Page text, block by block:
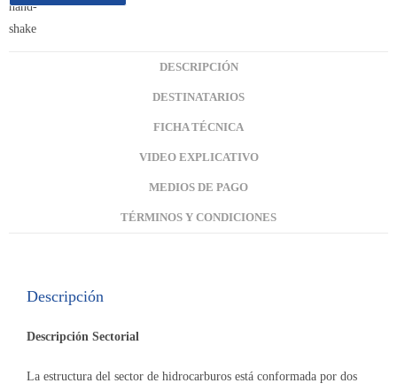
DESCRIPCIÓN
DESTINATARIOS
FICHA TÉCNICA
VIDEO EXPLICATIVO
MEDIOS DE PAGO
TÉRMINOS Y CONDICIONES
Descripción
Descripción Sectorial
La estructura del sector de hidrocarburos está conformada por dos